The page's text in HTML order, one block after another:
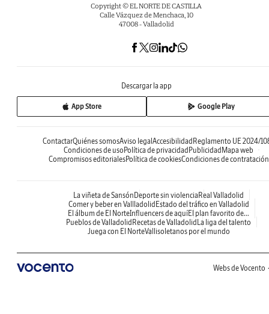
Copyright © EL NORTE DE CASTILLA
Calle Vázquez de Menchaca, 10
47008 - Valladolid
Descargar la app
App Store Google Play
ContactarQuiénes somosAviso legalAccesibilidadReglamento UE 2024/
Condiciones de usoPolítica de privacidadPublicidadMapa web
Compromisos editorialesPolítica de cookiesCondiciones de contratación
La viñeta de SansónDeporte sin violenciaReal Valladolid
Comer y beber en VallladolidEstado del tráfico en Valladolid
El álbum de El NorteInfluencers de aquíEl plan favorito de...
Pueblos de ValladolidRecetas de ValladolidLa liga del talento
Juega con El NorteVallisoletanos por el mundo
Webs de Vocento